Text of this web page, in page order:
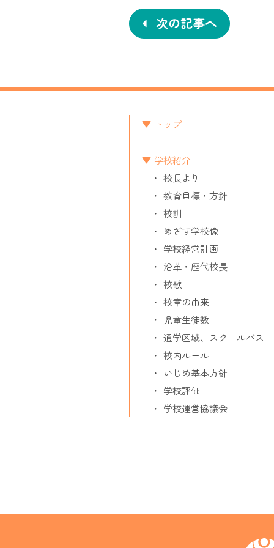
ナ
ゲ
ー
シ
ョ
ン
次の記事へ
トップ
学校紹介
校長より
教育目標・方針
校訓
めざす学校像
学校経営計画
沿革・歴代校長
校歌
校章の由来
児童生徒数
通学区域、スクールバス
校内ルール
いじめ基本方針
学校評価
学校運営協議会